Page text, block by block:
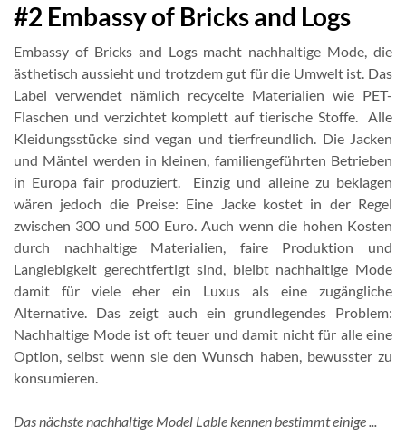
#2 Embassy of Bricks and Logs
Embassy of Bricks and Logs macht nachhaltige Mode, die
ästhetisch aussieht und trotzdem gut für die Umwelt ist. Das
Label verwendet nämlich recycelte Materialien wie PET-
Flaschen und verzichtet komplett auf tierische Stoffe. Alle
Kleidungsstücke sind vegan und tierfreundlich. Die Jacken
und Mäntel werden in kleinen, familiengeführten Betrieben
in Europa fair produziert. Einzig und alleine zu beklagen
wären jedoch die Preise: Eine Jacke kostet in der Regel
zwischen 300 und 500 Euro. Auch wenn die hohen Kosten
durch nachhaltige Materialien, faire Produktion und
Langlebigkeit gerechtfertigt sind, bleibt nachhaltige Mode
damit für viele eher ein Luxus als eine zugängliche
Alternative. Das zeigt auch ein grundlegendes Problem:
Nachhaltige Mode ist oft teuer und damit nicht für alle eine
Option, selbst wenn sie den Wunsch haben, bewusster zu
konsumieren.
Das nächste nachhaltige Model Lable kennen bestimmt einige ...